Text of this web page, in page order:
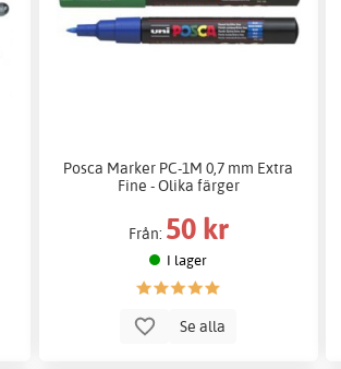
Posca Marker PC-1M 0,7 mm Extra
Fine - Olika färger
Från: 50 kr
I lager
Se alla